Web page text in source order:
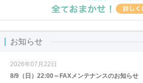
お知らせ
2026年07月22日
8/9（日）22:00～FAXメンテナンスのお知らせ